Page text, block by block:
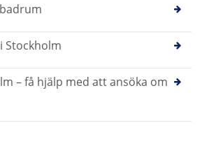
Stockholm
– få hjälp med att ansöka om